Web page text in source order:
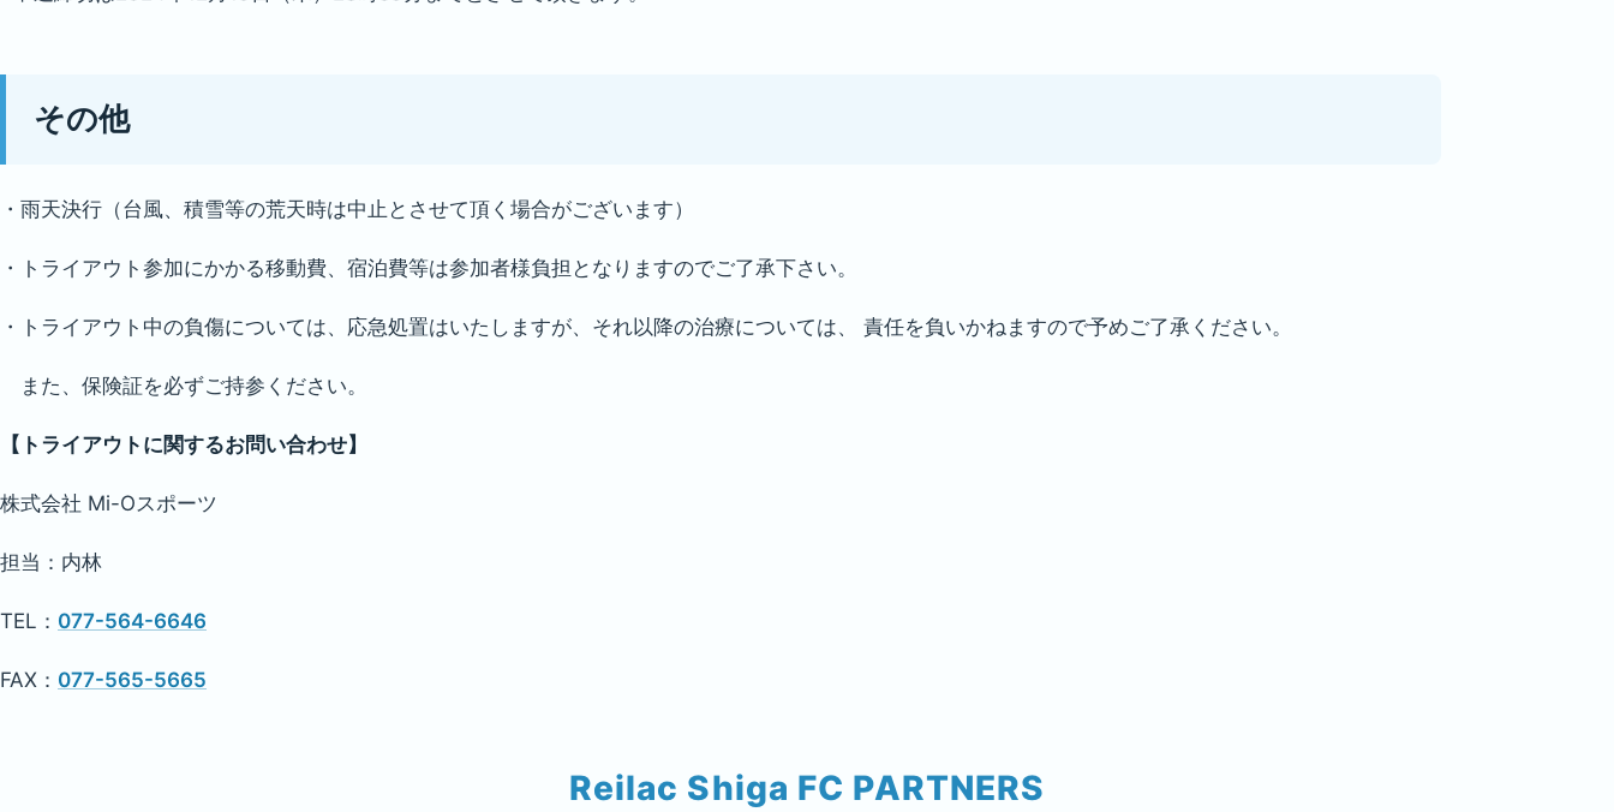
その他
・雨天決行（台風、積雪等の荒天時は中止とさせて頂く場合がございます）
・トライアウト参加にかかる移動費、宿泊費等は参加者様負担となりますのでご了承下さい。
・トライアウト中の負傷については、応急処置はいたしますが、それ以降の治療については、 責任を負いかねますので予めご了承ください。
また、保険証を必ずご持参ください。
【トライアウトに関するお問い合わせ】
株式会社 Mi-Oスポーツ
担当：内林
TEL： 077-564-6646
FAX： 077-565-5665
Reilac Shiga FC PARTNERS